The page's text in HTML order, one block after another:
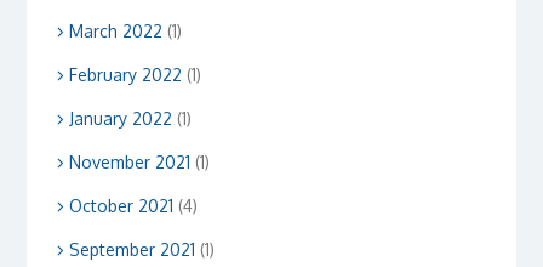
March 2022 (1)
February 2022 (1)
January 2022 (1)
November 2021 (1)
October 2021 (4)
September 2021 (1)